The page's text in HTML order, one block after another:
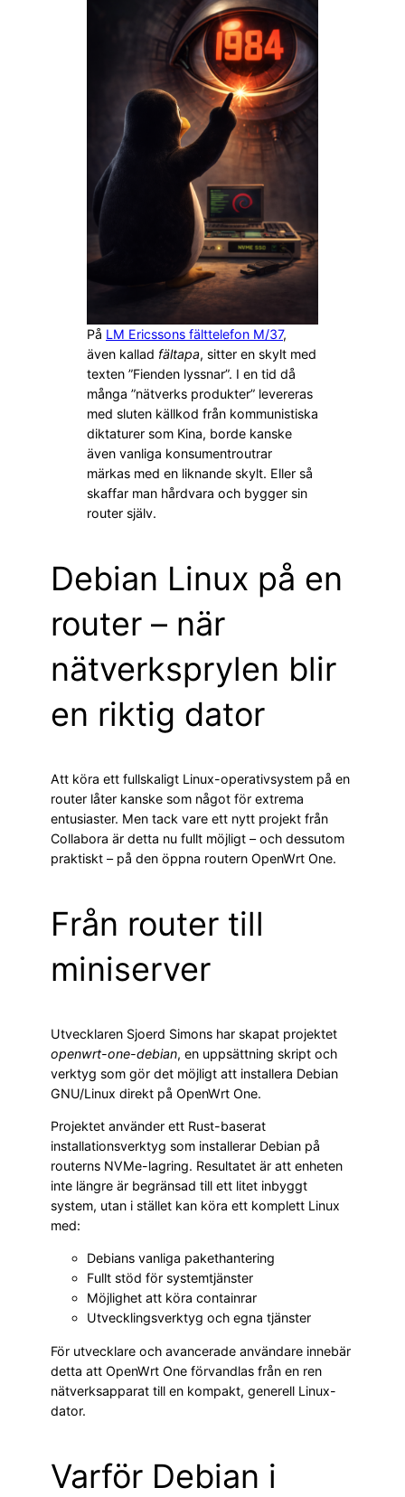
På LM Ericssons fälttelefon M/37,
även kallad fältapa, sitter en skylt med
texten ”Fienden lyssnar”. I en tid då
många ”nätverks produkter” levereras
med sluten källkod från kommunistiska
diktaturer som Kina, borde kanske
även vanliga konsumentroutrar
märkas med en liknande skylt. Eller så
skaffar man hårdvara och bygger sin
router själv.
Debian Linux på en
router – när
nätverksprylen blir
en riktig dator
Att köra ett fullskaligt Linux-operativsystem på en
router låter kanske som något för extrema
entusiaster. Men tack vare ett nytt projekt från
Collabora är detta nu fullt möjligt – och dessutom
praktiskt – på den öppna routern OpenWrt One.
Från router till
miniserver
Utvecklaren Sjoerd Simons har skapat projektet
openwrt-one-debian, en uppsättning skript och
verktyg som gör det möjligt att installera Debian
GNU/Linux direkt på OpenWrt One.
Projektet använder ett Rust-baserat
installationsverktyg som installerar Debian på
routerns NVMe-lagring. Resultatet är att enheten
inte längre är begränsad till ett litet inbyggt
system, utan i stället kan köra ett komplett Linux
med:
Debians vanliga pakethantering
Fullt stöd för systemtjänster
Möjlighet att köra containrar
Utvecklingsverktyg och egna tjänster
För utvecklare och avancerade användare innebär
detta att OpenWrt One förvandlas från en ren
nätverksapparat till en kompakt, generell Linux-
dator.
Varför Debian i